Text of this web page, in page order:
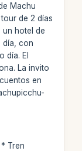
Machu
de 2 días
un hotel de
día, con
día. El
La invito
en
Tren